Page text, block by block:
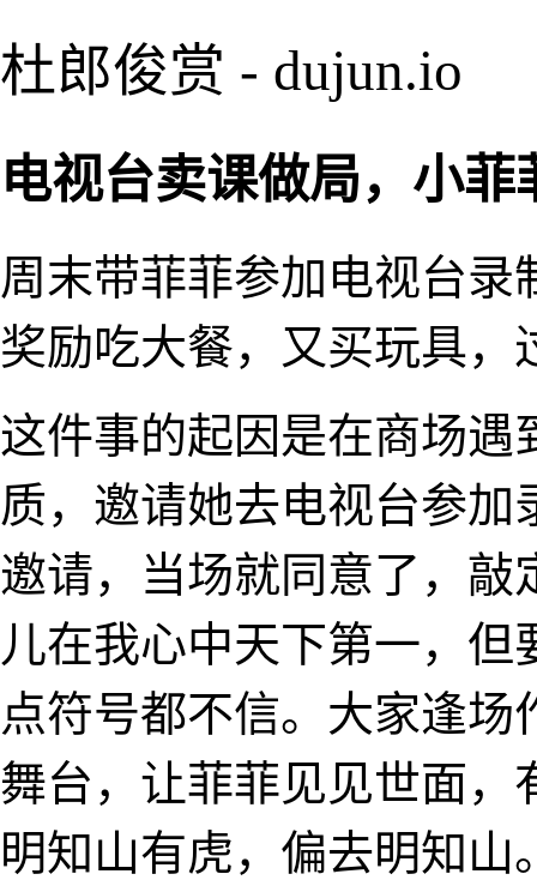
杜郎俊赏 - dujun.io
电视台卖课做局，小菲
周末带菲菲参加电视台
奖励吃大餐，又买玩具
这件事的起因是在商场
质，邀请她去电视台参
邀请，当场就同意了，
儿在我心中天下第一，
点符号都不信。大家逢
舞台，让菲菲见见世面，
明知山有虎，偏去明知山